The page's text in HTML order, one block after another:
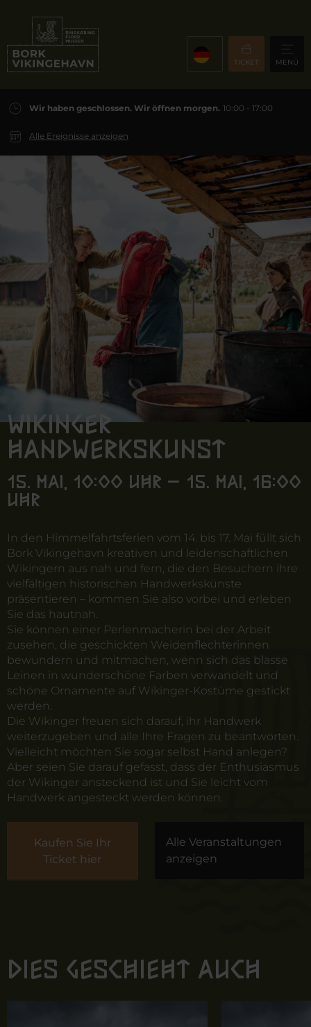
TICKET MENÜ
Wir haben geschlossen. Wir öffnen morgen. 10:00 - 17:00
Alle Ereignisse anzeigen
Wikinger
Handwerkskunst
15. Mai, 10:00 Uhr – 15. Mai, 16:00
Uhr
In den Himmelfahrtsferien vom 14. bis 17. Mai füllt sich
Bork Vikingehavn kreativen und leidenschaftlichen
Wikingern aus nah und fern, die den Besuchern ihre
vielfältigen historischen Handwerkskünste
präsentieren – kommen Sie also vorbei und erleben
Sie das hautnah.
Sie können einer Perlenmacherin bei der Arbeit
zusehen, die geschickten Weidenflechterinnen
bewundern und mitmachen, wenn sich das blasse
Leinen in wunderschöne Farben verwandelt und
schöne Ornamente auf Wikinger-Kostüme gestickt
werden.
Die Wikinger freuen sich darauf, ihr Handwerk
weiterzugeben und alle Ihre Fragen zu beantworten.
Vielleicht möchten Sie sogar selbst Hand anlegen?
Aber seien Sie darauf gefasst, dass der Enthusiasmus
der Wikinger ansteckend ist und Sie leicht vom
Handwerk angesteckt werden können.
Kaufen Sie Ihr
Ticket hier
Alle Veranstaltungen
anzeigen
Dies geschieht auch